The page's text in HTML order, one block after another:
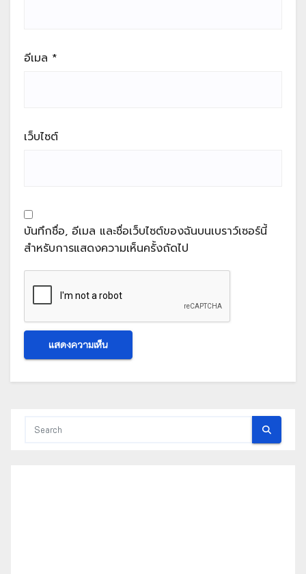
อีเมล *
เว็บไซต์
บันทึกชื่อ, อีเมล และชื่อเว็บไซต์ของฉันบนเบราว์เซอร์นี้
สำหรับการแสดงความเห็นครั้งถัดไป